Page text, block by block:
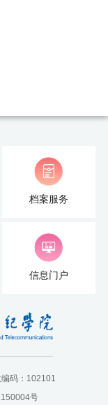
档案服务
信息门户
码：102101
号